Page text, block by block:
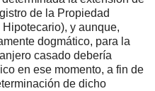
de la Propiedad
y aunque,
dogmático, para la
casado debería
en ese momento, a fin de
de dicho